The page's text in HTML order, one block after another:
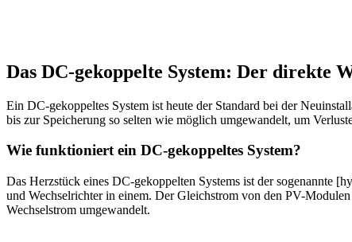
Das DC-gekoppelte System: Der direkte
Ein DC-gekoppeltes System ist heute der Standard bei der
bis zur Speicherung so selten wie möglich umgewandelt, um
Wie funktioniert ein DC-gekoppeltes System?
Das Herzstück eines DC-gekoppelten Systems ist der sogenannte
und Wechselrichter in einem. Der Gleichstrom von den PV-
Wechselstrom umgewandelt.